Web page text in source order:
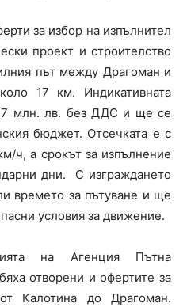
за избор на изпълнител
проект и строителство
път между Драгоман и
17 км. Индикативната
млн. лв. без ДДС и ще се
бюджет. Отсечката е с
ч, а срокът за изпълнение
дни. С изграждането
времето за пътуване и ще
условия за движение.
на Агенция Пътна
отворени и офертите за
Калотина до Драгоман.